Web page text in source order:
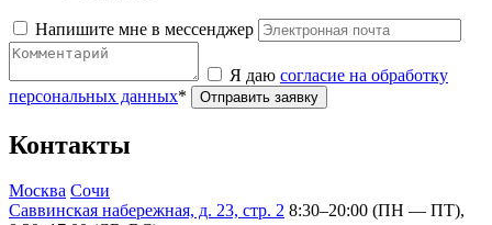
Напишите мне в мессенджер
Я даю согласие на обработку
персональных данных* Отправить заявку
Контакты
Москва Сочи
Саввинская набережная, д. 23, стр. 2 8:30–20:00 (ПН — ПТ),